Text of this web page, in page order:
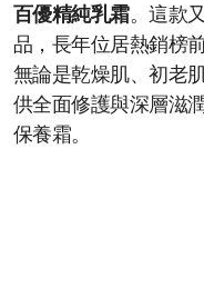
百優精純乳霜。這款
品，長年位居熱銷榜
無論是乾燥肌、初老
供全面修護與深層滋
保養霜。